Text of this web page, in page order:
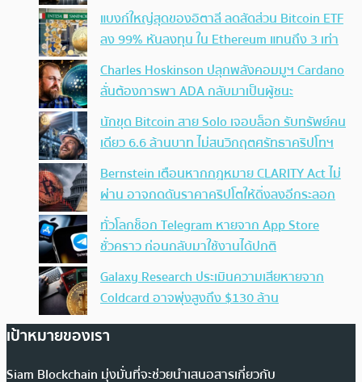
แบงก์ใหญ่สุดของอิตาลี ลดสัดส่วน Bitcoin ETF
ลง 99% หันลงทุน ใน Ethereum แทนถึง 3 เท่า
Charles Hoskinson ปลุกพลังคอมมูฯ Cardano
ลั่นต้องการพา ADA กลับมาเป็นผู้ชนะ
นักขุด Bitcoin สาย Solo เจอบล็อก รับทรัพย์คน
เดียว 6.6 ล้านบาท ไม่สนวิกฤตศรัทธาคริปโทฯ
Bernstein เตือนหากกฎหมาย CLARITY Act ไม่
ผ่าน อาจกดดันราคาคริปโตให้ดิ่งลงอีกระลอก
ทั่วโลกช็อก Telegram หายจาก App Store
ชั่วคราว ก่อนกลับมาใช้งานได้ปกติ
Galaxy Research ประเมินความเสียหายจาก
Coldcard อาจพุ่งสูงถึง $130 ล้าน
เป้าหมายของเรา
Siam Blockchain มุ่งมั่นที่จะช่วยนำเสนอสารเกี่ยวกับ